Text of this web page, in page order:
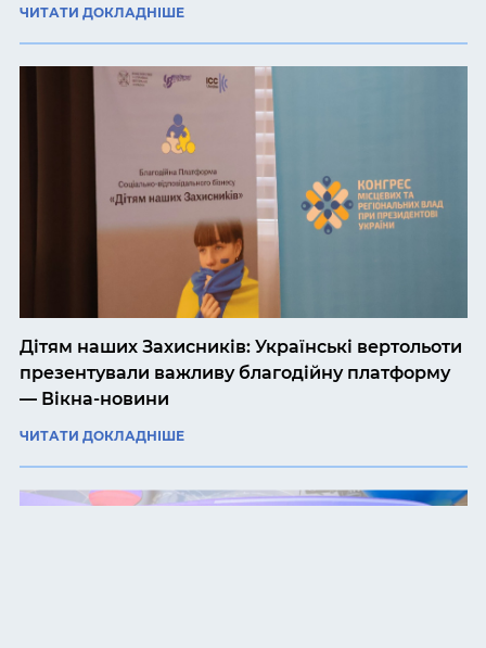
ЧИТАТИ ДОКЛАДНІШЕ
Дітям наших Захисників: Українські вертольоти
презентували важливу благодійну платформу
— Вікна-новини
ЧИТАТИ ДОКЛАДНІШЕ